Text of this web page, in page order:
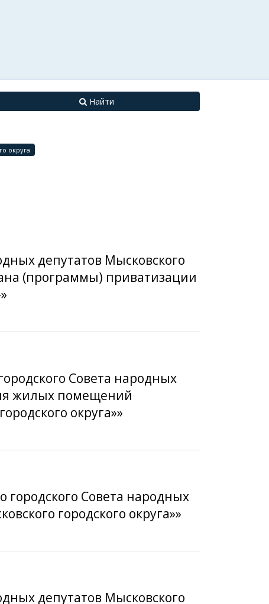
Найти
округа
депутатов Мысковского
(программы) приватизации
Совета народных
жилых помещений
округа»»
Совета народных
городского округа»»
депутатов Мысковского